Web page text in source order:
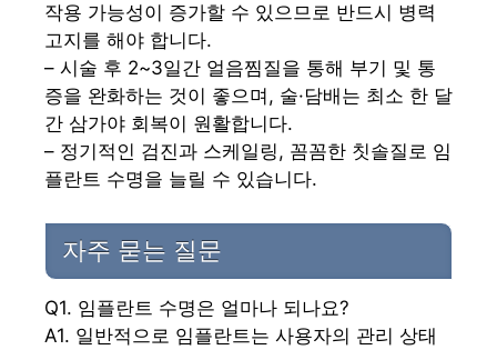
작용 가능성이 증가할 수 있으므로 반드시 병력
고지를 해야 합니다.
– 시술 후 2~3일간 얼음찜질을 통해 부기 및 통
증을 완화하는 것이 좋으며, 술·담배는 최소 한 달
간 삼가야 회복이 원활합니다.
– 정기적인 검진과 스케일링, 꼼꼼한 칫솔질로 임
플란트 수명을 늘릴 수 있습니다.
자주 묻는 질문
Q1. 임플란트 수명은 얼마나 되나요?
A1. 일반적으로 임플란트는 사용자의 관리 상태